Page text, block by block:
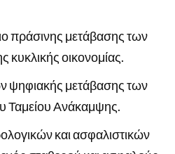
πράσινης μετάβασης των
οικονομίας.
ψηφιακής μετάβασης των
Ταμείου Ανάκαμψης.
και ασφαλιστικών